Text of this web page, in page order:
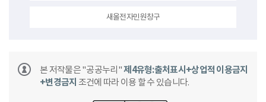
새올전자민원창구
본 저작물은 "공공누리"제4유형:출처표시+상업적 이용금지
+변경금지 조건에 따라 이용 할 수 있습니다.